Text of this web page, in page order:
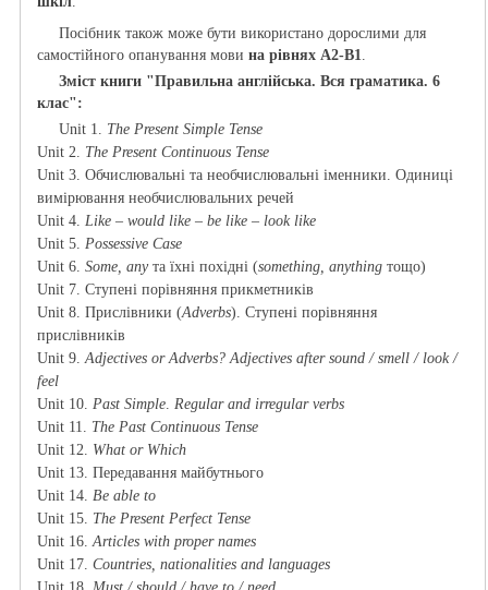
Посібник також може бути використано дорослими для
самостійного опанування мови на рівнях А2-В1.
Зміст книги "Правильна англійська. Вся граматика. 6
клас":
Unit 1. The Present Simple Tense
Unit 2. The Present Continuous Tense
Unit 3. Обчислювальні та необчислювальні іменники. Одиниці
вимірювання необчислювальних речей
Unit 4. Like – would like – be like – look like
Unit 5. Possessive Case
Unit 6. Some, anyта їхні похідні (something, anything тощо)
Unit 7. Ступені порівняння прикметників
Unit 8. Прислівники (Adverbs). Ступені порівняння
прислівників
Unit 9.Adjectives or Adverbs? Adjectives after sound / smell / look /
feel
Unit 10. Past Simple. Regular and irregular verbs
Unit 11. The Past Continuous Tense
Unit 12. What or Which
Unit 13. Передавання майбутнього
Unit 14. Be able to
Unit 15. The Present Perfect Tense
Unit 16. Articles with proper names
Unit 17. Countries, nationalities and languages